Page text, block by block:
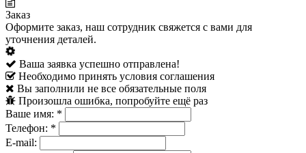
Заказ
Оформите заказ, наш сотрудник свяжется с вами для
уточнения деталей.
Ваша заявка успешно отправлена!
Необходимо принять условия соглашения
Вы заполнили не все обязательные поля
Произошла ошибка, попробуйте ещё раз
Ваше имя: *
Телефон: *
E-mail: